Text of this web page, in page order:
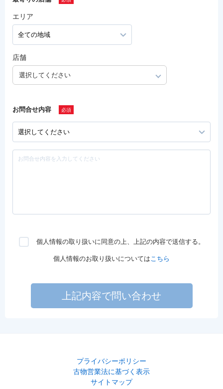
エリア
店舗
選択してください
お問合せ内容
個人情報の取り扱いに同意の上、上記の内容で送信する。
個人情報のお取り扱いについてはこちら
上記内容で問い合わせ
プライバシーポリシー
古物営業法に基づく表示
サイトマップ